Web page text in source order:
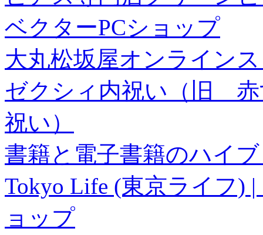
ベクターPCショップ
大丸松坂屋オンライン
ゼクシィ内祝い（旧 赤
祝い）
書籍と電子書籍のハイ
Tokyo Life (東京ライフ)
ョップ